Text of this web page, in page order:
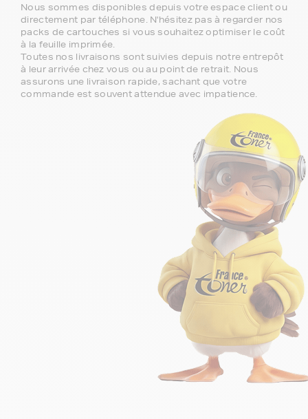
Nous sommes disponibles depuis votre espace client ou
directement par téléphone. N'hésitez pas à regarder nos
packs de cartouches si vous souhaitez optimiser le coût
à la feuille imprimée.
Toutes nos livraisons sont suivies depuis notre entrepôt
à leur arrivée chez vous ou au point de retrait. Nous
assurons une livraison rapide, sachant que votre
commande est souvent attendue avec impatience.